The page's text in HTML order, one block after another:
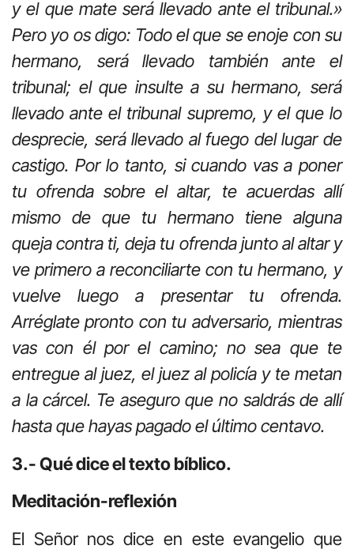
y el que mate será llevado ante el tribunal.»
Pero yo os digo: Todo el que se enoje con su
hermano, será llevado también ante el
tribunal; el que insulte a su hermano, será
llevado ante el tribunal supremo, y el que lo
desprecie, será llevado al fuego del lugar de
castigo. Por lo tanto, si cuando vas a poner
tu ofrenda sobre el altar, te acuerdas allí
mismo de que tu hermano tiene alguna
queja contra ti, deja tu ofrenda junto al altar y
ve primero a reconciliarte con tu hermano, y
vuelve luego a presentar tu ofrenda.
Arréglate pronto con tu adversario, mientras
vas con él por el camino; no sea que te
entregue al juez, el juez al policía y te metan
a la cárcel. Te aseguro que no saldrás de allí
hasta que hayas pagado el último centavo.
3.- Qué dice el texto bíblico.
Meditación-reflexión
El Señor nos dice en este evangelio que